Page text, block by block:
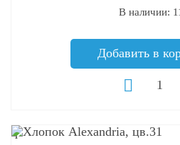
В наличии:
Добавить в
q